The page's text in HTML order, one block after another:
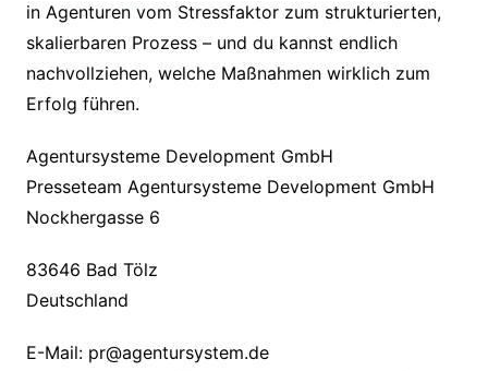
in Agenturen vom Stressfaktor zum strukturierten,
skalierbaren Prozess – und du kannst endlich
nachvollziehen, welche Maßnahmen wirklich zum
Erfolg führen.
Agentursysteme Development GmbH
Presseteam Agentursysteme Development GmbH
Nockhergasse 6
83646 Bad Tölz
Deutschland
E-Mail: pr@agentursystem.de